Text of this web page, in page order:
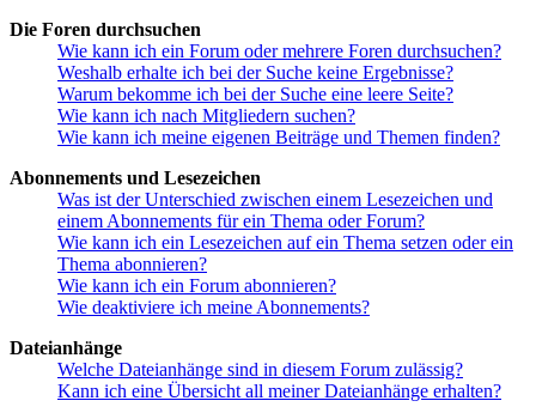
Die Foren durchsuchen
Wie kann ich ein Forum oder mehrere Foren durchsuchen?
Weshalb erhalte ich bei der Suche keine Ergebnisse?
Warum bekomme ich bei der Suche eine leere Seite?
Wie kann ich nach Mitgliedern suchen?
Wie kann ich meine eigenen Beiträge und Themen finden?
Abonnements und Lesezeichen
Was ist der Unterschied zwischen einem Lesezeichen und
einem Abonnements für ein Thema oder Forum?
Wie kann ich ein Lesezeichen auf ein Thema setzen oder ein
Thema abonnieren?
Wie kann ich ein Forum abonnieren?
Wie deaktiviere ich meine Abonnements?
Dateianhänge
Welche Dateianhänge sind in diesem Forum zulässig?
Kann ich eine Übersicht all meiner Dateianhänge erhalten?